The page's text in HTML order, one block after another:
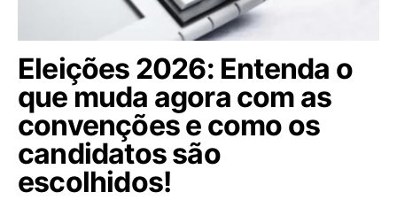
Eleições 2026: Entenda o
que muda agora com as
convenções e como os
candidatos são
escolhidos!